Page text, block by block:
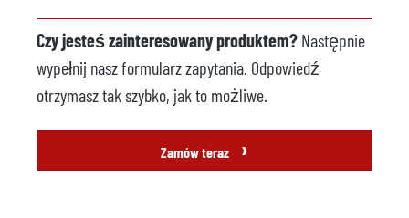
Czy jesteś zainteresowany produktem? Następnie
wypełnij nasz formularz zapytania. Odpowiedź
otrzymasz tak szybko, jak to możliwe.
Zamów teraz ›